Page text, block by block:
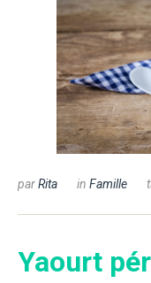
parRita in Famille
Yaourt